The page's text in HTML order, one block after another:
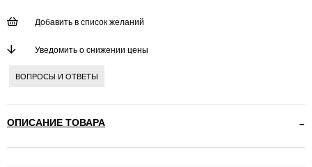
Добавить в список желаний
Уведомить о снижении цены
ВОПРОСЫ И ОТВЕТЫ
ОПИСАНИЕ ТОВАРА